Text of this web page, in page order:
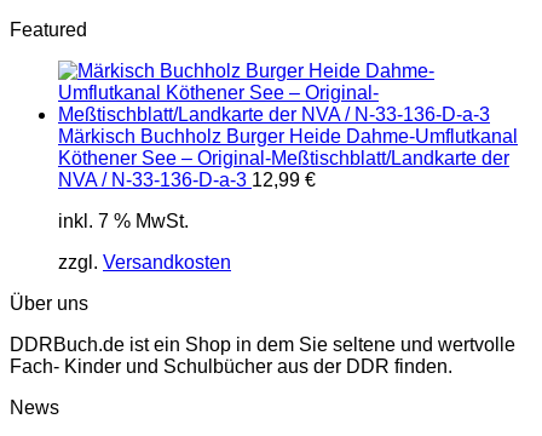
Featured
Märkisch Buchholz Burger Heide Dahme-Umflutkanal
Köthener See – Original-Meßtischblatt/Landkarte der
NVA / N-33-136-D-a-3 12,99 €
inkl. 7 % MwSt.
zzgl. Versandkosten
Über uns
DDRBuch.de ist ein Shop in dem Sie seltene und wertvolle
Fach- Kinder und Schulbücher aus der DDR finden.
News